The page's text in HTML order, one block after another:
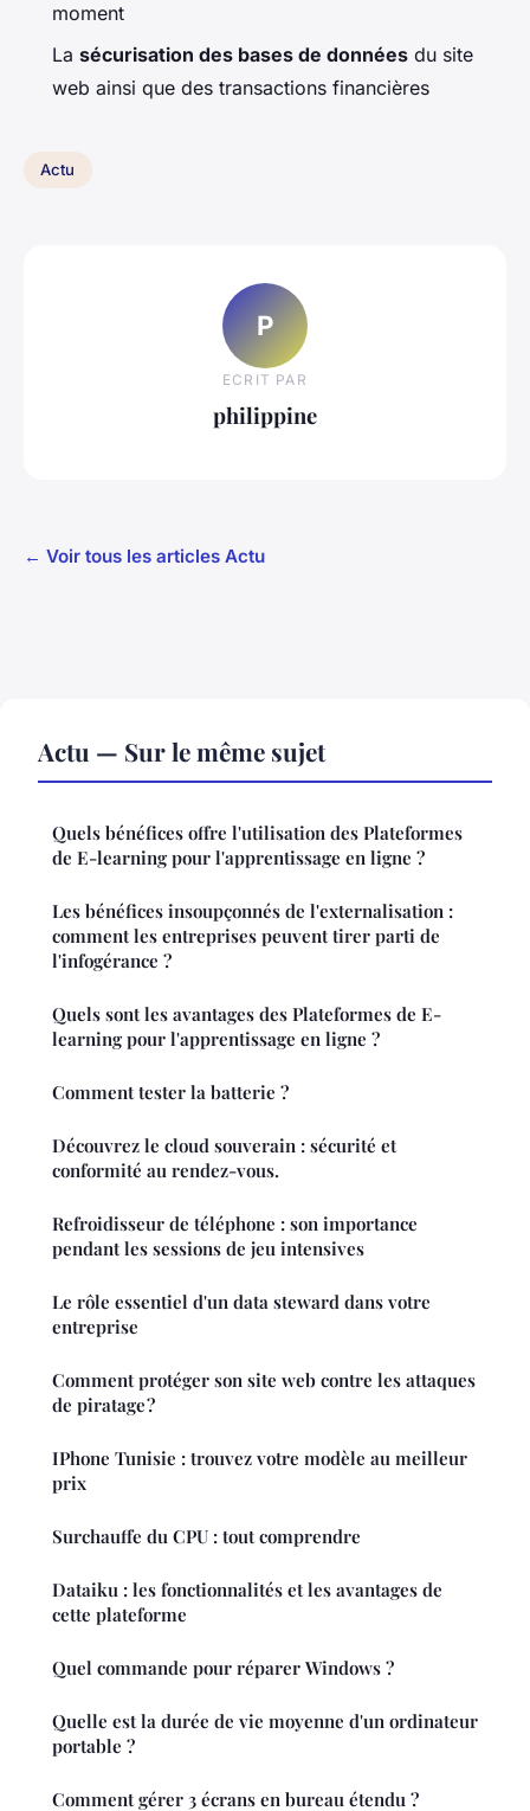
moment
La sécurisation des bases de données du site
web ainsi que des transactions financières
Actu
P
ECRIT PAR
philippine
← Voir tous les articles Actu
Actu — Sur le même sujet
Quels bénéfices offre l'utilisation des Plateformes
de E-learning pour l'apprentissage en ligne ?
Les bénéfices insoupçonnés de l'externalisation :
comment les entreprises peuvent tirer parti de
l'infogérance ?
Quels sont les avantages des Plateformes de E-
learning pour l'apprentissage en ligne ?
Comment tester la batterie ?
Découvrez le cloud souverain : sécurité et
conformité au rendez-vous.
Refroidisseur de téléphone : son importance
pendant les sessions de jeu intensives
Le rôle essentiel d'un data steward dans votre
entreprise
Comment protéger son site web contre les attaques
de piratage ?
IPhone Tunisie : trouvez votre modèle au meilleur
prix
Surchauffe du CPU : tout comprendre
Dataiku : les fonctionnalités et les avantages de
cette plateforme
Quel commande pour réparer Windows ?
Quelle est la durée de vie moyenne d'un ordinateur
portable ?
Comment gérer 3 écrans en bureau étendu ?